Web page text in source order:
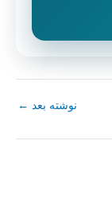
نوشته بعد ←